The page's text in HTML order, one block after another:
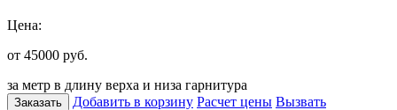
Цена:
от 45000 руб.
за метр в длину верха и низа гарнитура
Заказать Добавить в корзину Расчет цены Вызвать